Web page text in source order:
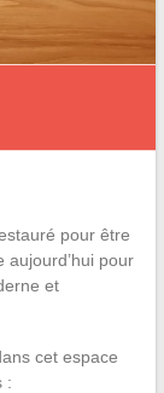
pour être
aujourd’hui pour
et
cet espace
: